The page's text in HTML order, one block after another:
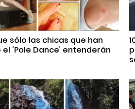
sólo las chicas que han
‘Pole Dance’ entenderán